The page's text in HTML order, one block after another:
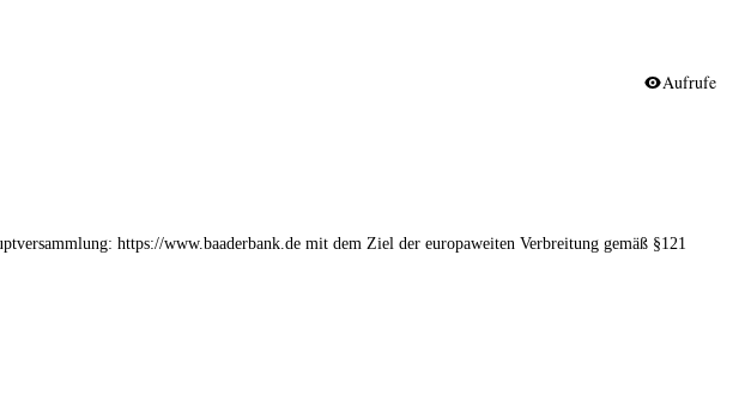
Aufrufe
https://www.baaderbank.de mit dem Ziel der europaweiten Verbreitung gemäß §121